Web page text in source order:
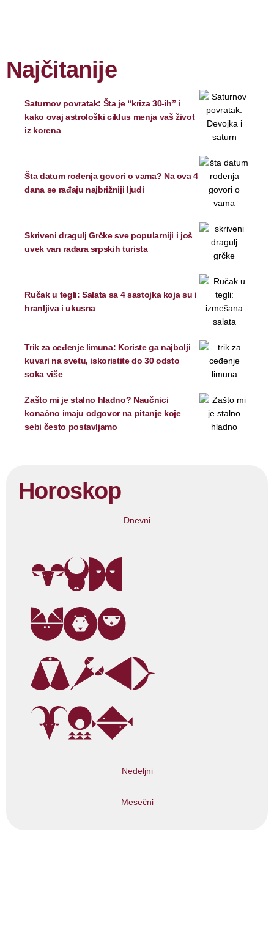
Najčitanije
Saturnov povratak: Šta je “kriza 30-ih” i
kako ovaj astrološki ciklus menja vaš život
iz korena
Šta datum rođenja govori o vama? Na ova 4
dana se rađaju najbrižniji ljudi
Skriveni dragulj Grčke sve popularniji i još
uvek van radara srpskih turista
Ručak u tegli: Salata sa 4 sastojka koja su i
hranljiva i ukusna
Trik za ceđenje limuna: Koriste ga najbolji
kuvari na svetu, iskoristite do 30 odsto
soka više
Zašto mi je stalno hladno? Naučnici
konačno imaju odgovor na pitanje koje
sebi često postavljamo
Horoskop
Dnevni
Nedeljni
Mesečni